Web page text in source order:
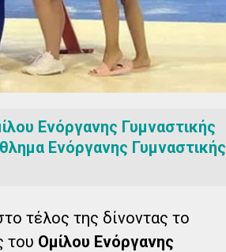
Ενόργανης Γυμναστικής
Ενόργανης Γυμναστικής
τέλος της δίνοντας το
του Ομίλου Ενόργανης